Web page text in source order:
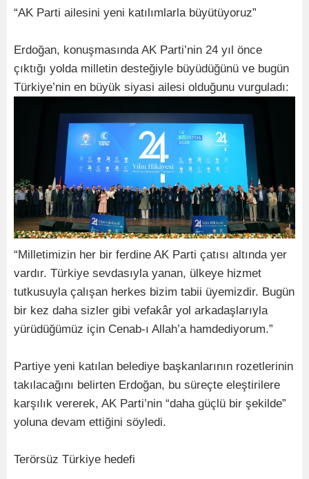
“AK Parti ailesini yeni katılımlarla büyütüyoruz”
Erdoğan, konuşmasında AK Parti’nin 24 yıl önce
çıktığı yolda milletin desteğiyle büyüdüğünü ve bugün
Türkiye’nin en büyük siyasi ailesi olduğunu vurguladı:
“Milletimizin her bir ferdine AK Parti çatısı altında yer
vardır. Türkiye sevdasıyla yanan, ülkeye hizmet
tutkusuyla çalışan herkes bizim tabii üyemizdir. Bugün
bir kez daha sizler gibi vefakâr yol arkadaşlarıyla
yürüdüğümüz için Cenab-ı Allah’a hamdediyorum.”
Partiye yeni katılan belediye başkanlarının rozetlerinin
takılacağını belirten Erdoğan, bu süreçte eleştirilere
karşılık vererek, AK Parti’nin “daha güçlü bir şekilde”
yoluna devam ettiğini söyledi.
Terörsüz Türkiye hedefi